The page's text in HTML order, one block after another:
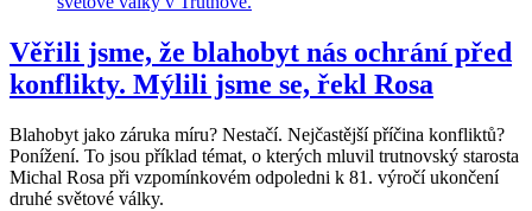
Věřili jsme, že blahobyt nás ochrání před
konflikty. Mýlili jsme se, řekl Rosa
Blahobyt jako záruka míru? Nestačí. Nejčastější příčina konfliktů?
Ponížení. To jsou příklad témat, o kterých mluvil trutnovský starosta
Michal Rosa při vzpomínkovém odpoledni k 81. výročí ukončení
druhé světové války.